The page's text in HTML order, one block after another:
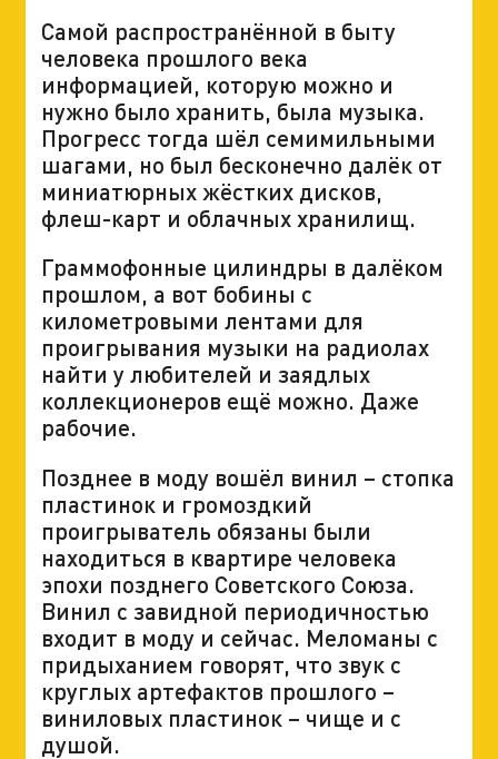
Самой распространённой в быту
человека прошлого века
информацией, которую можно и
нужно было хранить, была музыка.
Прогресс тогда шёл семимильными
шагами, но был бесконечно далёк от
миниатюрных жёстких дисков,
флеш-карт и облачных хранилищ.
Граммофонные цилиндры в далёком
прошлом, а вот бобины с
километровыми лентами для
проигрывания музыки на радиолах
найти у любителей и заядлых
коллекционеров ещё можно. Даже
рабочие.
Позднее в моду вошёл винил – стопка
пластинок и громоздкий
проигрыватель обязаны были
находиться в квартире человека
эпохи позднего Советского Союза.
Винил с завидной периодичностью
входит в моду и сейчас. Меломаны с
придыханием говорят, что звук с
круглых артефактов прошлого –
виниловых пластинок – чище и с
душой.